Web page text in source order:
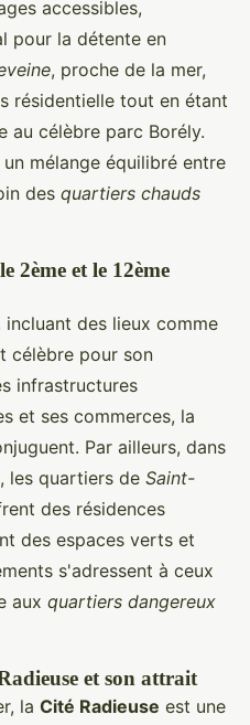
accessibles,
pour la détente en
, proche de la mer,
résidentielle tout en étant
au célèbre parc Borély.
mélange équilibré entre
des quartiers chauds
2ème et le 12ème
incluant des lieux comme
célèbre pour son
infrastructures
et ses commerces, la
Par ailleurs, dans
, les quartiers de Saint-
des résidences
des espaces verts et
s'adressent à ceux
aux quartiers dangereux
et son attrait
la Cité Radieuse est une